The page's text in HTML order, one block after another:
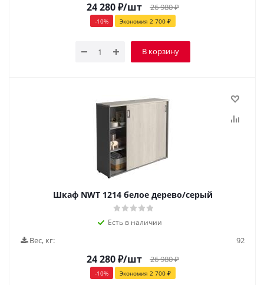
24 280₽/шт 26 980₽
-10% Экономия 2 700₽
В корзину
Шкаф NWT 1214 белое дерево/серый
Есть в наличии
Вес, кг: 92
24 280₽/шт 26 980₽
-10% Экономия 2 700₽